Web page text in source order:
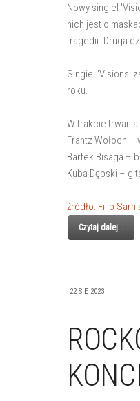
Nowy singiel
nich jest o
tragedii. Druga
Singiel 'Visions'
roku.
W trakcie
Frantz Wołoch –
Bartek Bisaga –
Kuba Dębski –
źródło: Filip
Czytaj dalej...
22 SIE 2023